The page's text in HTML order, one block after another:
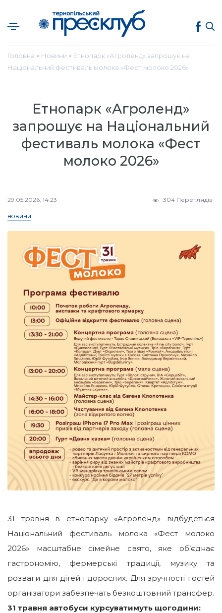
Головна ● Новини ● Етнопарк «Агроленд» запрошує на
Національний фестиваль молока «Фест молоко 2026»
Етнопарк «Агроленд»
запрошує на Національний
фестиваль молока «Фест
молоко 2026»
29.05.2026, 14:23 304 Переглядів
НОВИНИ
31 травня в етнопарку «Агроленд» відбудеться
Національний фестиваль молока «Фест молоко
2026» масштабне сімейне свято, яке об’єднає
гастрономію, фермерські традиції, музику та
розваги для дітей і дорослих. Для зручності гостей
організатори забезпечать безкоштовний трансфер.
31 травня автобуси курсуватимуть щогодини: